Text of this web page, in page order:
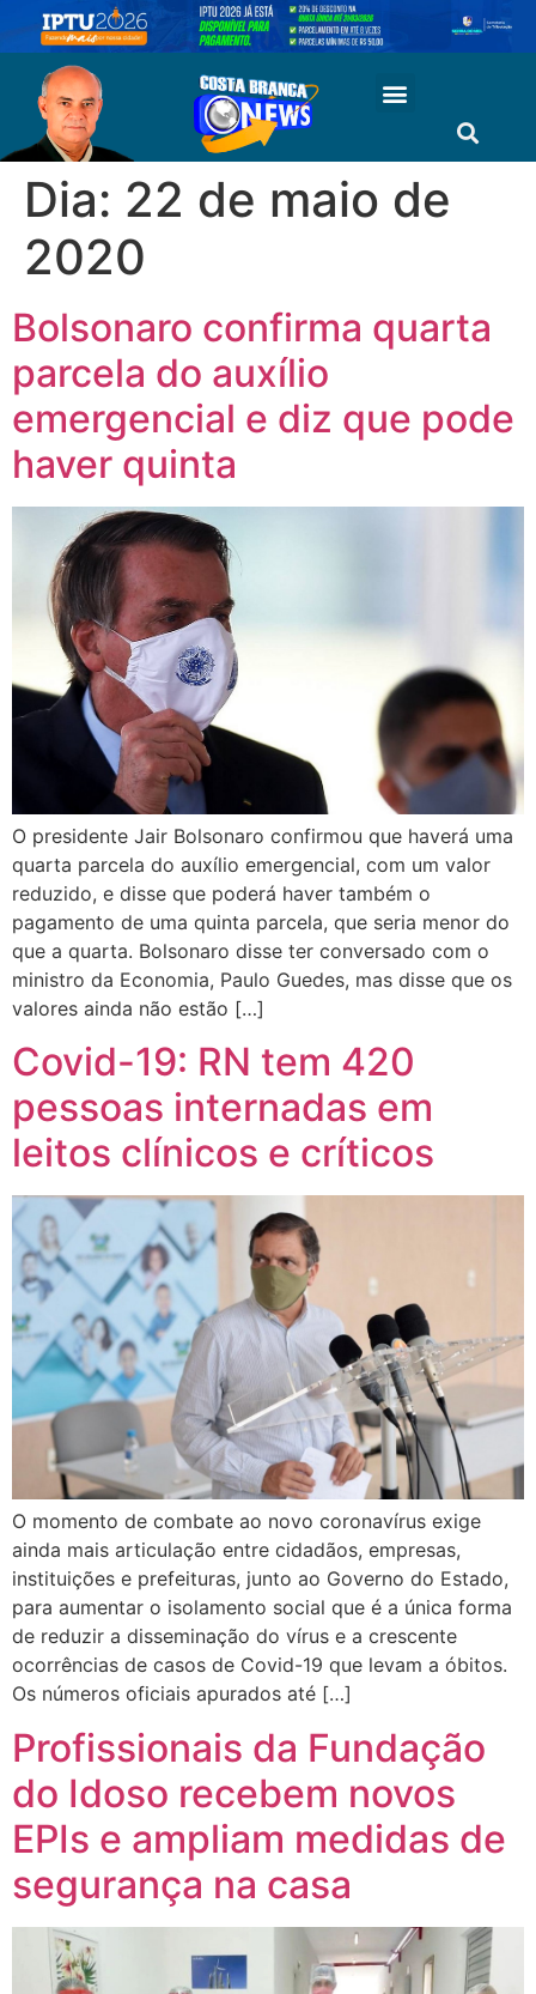
Dia: 22 de maio de
2020
Bolsonaro confirma quarta
parcela do auxílio
emergencial e diz que pode
haver quinta
O presidente Jair Bolsonaro confirmou que haverá uma
quarta parcela do auxílio emergencial, com um valor
reduzido, e disse que poderá haver também o
pagamento de uma quinta parcela, que seria menor do
que a quarta. Bolsonaro disse ter conversado com o
ministro da Economia, Paulo Guedes, mas disse que os
valores ainda não estão […]
Covid-19: RN tem 420
pessoas internadas em
leitos clínicos e críticos
O momento de combate ao novo coronavírus exige
ainda mais articulação entre cidadãos, empresas,
instituições e prefeituras, junto ao Governo do Estado,
para aumentar o isolamento social que é a única forma
de reduzir a disseminação do vírus e a crescente
ocorrências de casos de Covid-19 que levam a óbitos.
Os números oficiais apurados até […]
Profissionais da Fundação
do Idoso recebem novos
EPIs e ampliam medidas de
segurança na casa